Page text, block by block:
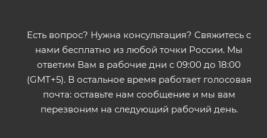
Есть вопрос? Нужна консультация? Свяжитесь с
нами бесплатно из любой точки России. Мы
ответим Вам в рабочие дни с 09:00 до 18:00
(GMT+5). В остальное время работает голосовая
почта: оставьте нам сообщение и мы вам
перезвоним на следующий рабочий день.